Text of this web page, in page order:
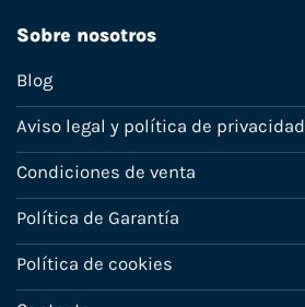
Sobre nosotros
Blog
Aviso legal y política de privacidad
Condiciones de venta
Política de Garantía
Política de cookies